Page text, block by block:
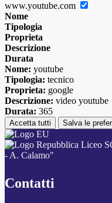
www.youtube.com
Nome
Tipologia
Proprieta
Descrizione
Durata
Nome: youtube
Tipologia: tecnico
Proprieta: google
Descrizione: video youtube
Durata: 365
Accetta tutti Salva le
Liceo
- A. Calamo"
Contatti